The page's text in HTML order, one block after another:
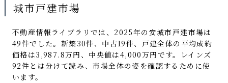
城市戸建市場
不動産情報ライブラリでは、2025年の安城市戸建市場は
49件でした。新築30件、中古19件、戸建全体の平均成約
価格は3,987.8万円、中央値は4,000万円です。レインズ
92件とは分けて読み、市場全体の姿を確認するために使
います。